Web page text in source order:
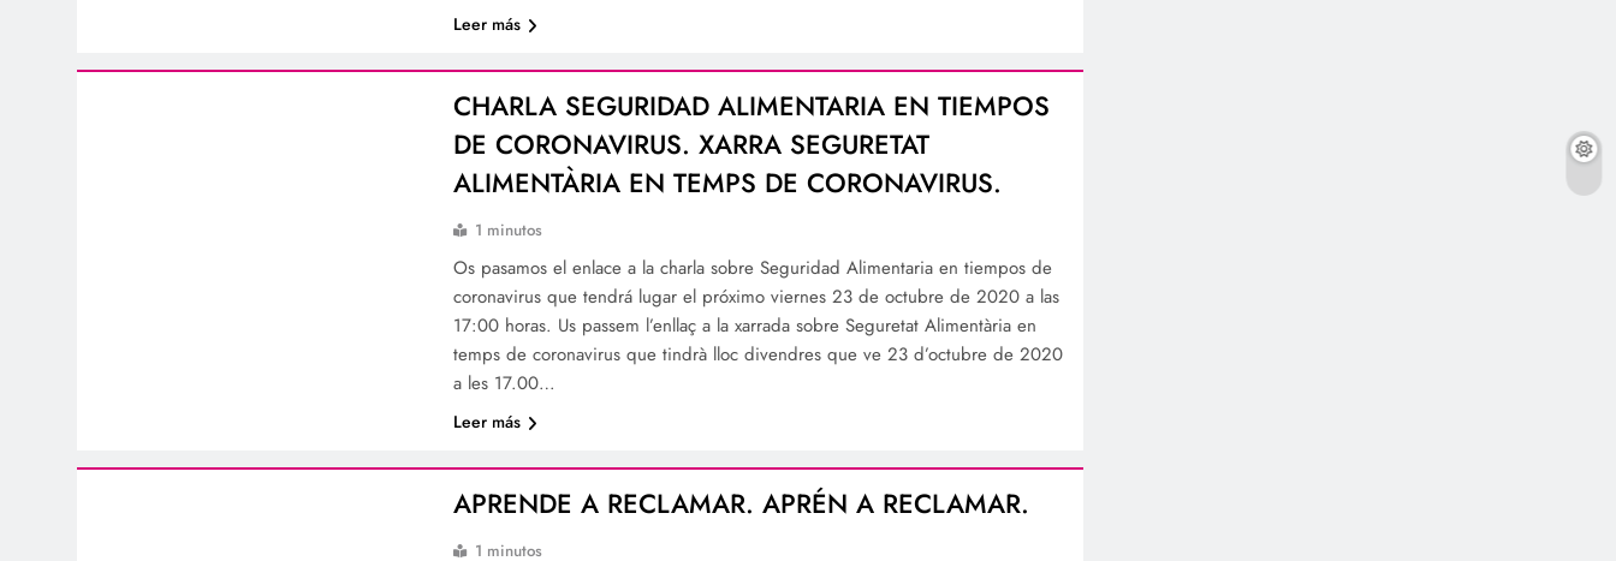
Leer más
CHARLA SEGURIDAD ALIMENTARIA EN TIEMPOS
DE CORONAVIRUS. XARRA SEGURETAT
ALIMENTÀRIA EN TEMPS DE CORONAVIRUS.
1 minutos
Os pasamos el enlace a la charla sobre Seguridad Alimentaria en tiempos de
coronavirus que tendrá lugar el próximo viernes 23 de octubre de 2020 a las
17:00 horas. Us passem l’enllaç a la xarrada sobre Seguretat Alimentària en
temps de coronavirus que tindrà lloc divendres que ve 23 d’octubre de 2020
a les 17.00…
Leer más
APRENDE A RECLAMAR. APRÉN A RECLAMAR.
1 minutos